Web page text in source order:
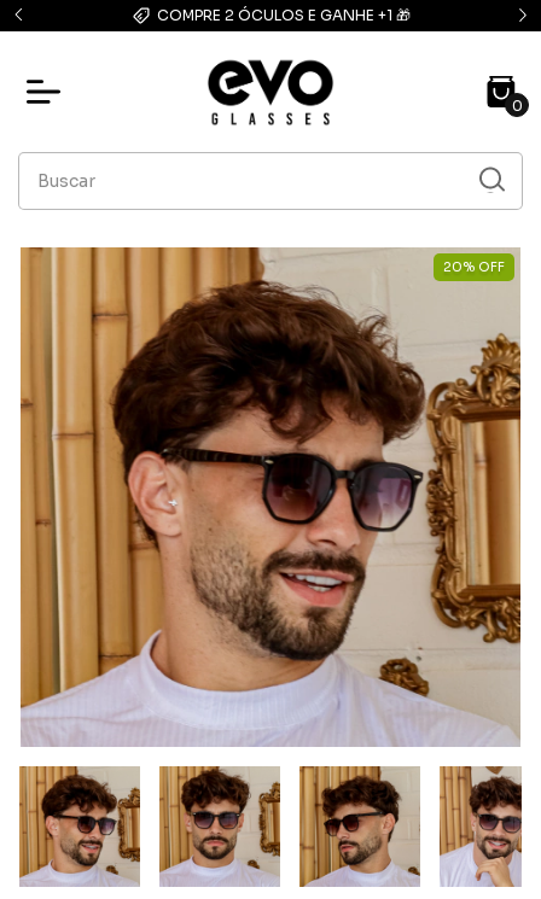
E GANHE +1 🎁 FRETE GRÁTIS: compras acima de
0
20% OFF